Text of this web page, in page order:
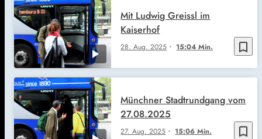
bookmark_border
28. Aug. 2025 15:04 Min.
Mit Ludwig Greissl im
Kaiserhof
bookmark_border
27. Aug. 2025 15:06 Min.
Münchner Stadtrundgang vom
27.08.2025